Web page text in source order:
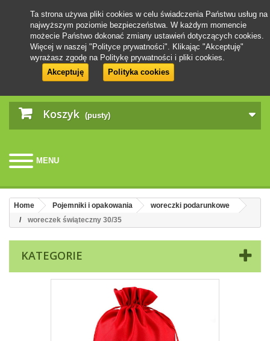
Koszyk (pusty)
MENU
Ta strona używa pliki cookies w celu świadczenia Państwu usług na
najwyższym poziomie bezpieczeństwa. W każdym momencie
możecie Państwo dokonać zmiany ustawień dotyczących cookies.
Więcej w naszej "Polityce prywatności". Klikając "Akceptuję"
wyrażasz zgodę na Politykę prywatności i pliki cookies.
Akceptuję
Polityka cookies
Home Pojemniki i opakowania
woreczki podarunkowe
woreczek świąteczny 30/35
KATEGORIE